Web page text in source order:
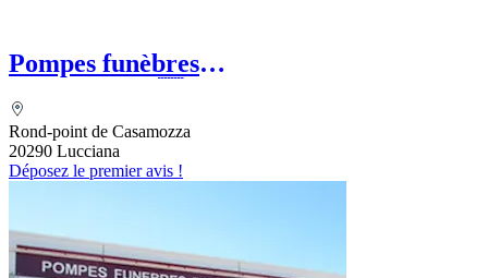
Pompes funèbres
Rond-point de Casamozza
20290 Lucciana
Déposez le premier avis !